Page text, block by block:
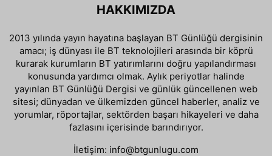
HAKKIMIZDA
2013 yılında yayın hayatına başlayan BT Günlüğü dergisinin
amacı; iş dünyası ile BT teknolojileri arasında bir köprü
kurarak kurumların BT yatırımlarını doğru yapılandırması
konusunda yardımcı olmak. Aylık periyotlar halinde
yayınlan BT Günlüğü Dergisi ve günlük güncellenen web
sitesi; dünyadan ve ülkemizden güncel haberler, analiz ve
yorumlar, röportajlar, sektörden başarı hikayeleri ve daha
fazlasını içerisinde barındırıyor.
İletişim: info@btgunlugu.com